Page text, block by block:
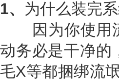
1、 为什么装完
因为你使用流
动务必是干净的
毛X等都捆绑流